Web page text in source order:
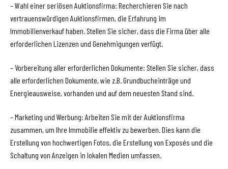
– Wahl einer seriösen Auktionsfirma: Recherchieren Sie nach
vertrauenswürdigen Auktionsfirmen, die Erfahrung im
Immobilienverkauf haben. Stellen Sie sicher, dass die Firma über alle
erforderlichen Lizenzen und Genehmigungen verfügt.
– Vorbereitung aller erforderlichen Dokumente: Stellen Sie sicher, dass
alle erforderlichen Dokumente, wie z.B. Grundbucheinträge und
Energieausweise, vorhanden und auf dem neuesten Stand sind.
– Marketing und Werbung: Arbeiten Sie mit der Auktionsfirma
zusammen, um Ihre Immobilie effektiv zu bewerben. Dies kann die
Erstellung von hochwertigen Fotos, die Erstellung von Exposés und die
Schaltung von Anzeigen in lokalen Medien umfassen.